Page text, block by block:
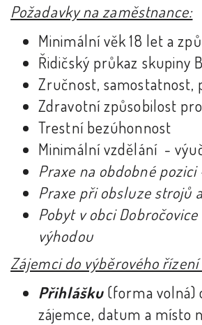
Požadavky na zaměstnance:
Minimální věk 18 let a
Řidičský průkaz skupiny
Zručnost, samostatnost,
Zdravotní způsobilost
Trestní bezúhonnost
Minimální vzdělání -
Praxe na obdobné pozici
Praxe při obsluze strojů
Pobyt v obci
výhodou
Zájemci do výběrového
Přihlášku(forma volná)
zájemce, datum a místo